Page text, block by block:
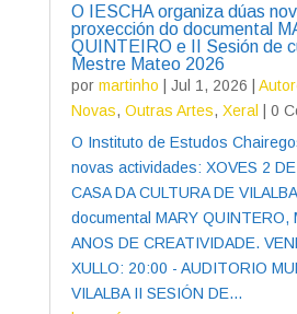
O IESCHA organiza dúas
proxección do documental
QUINTEIRO e II Sesión de
Mestre Mateo 2026
por martinho Jul 1, 2026
Novas, Outras Artes, Xeral
| 0
O Instituto de Estudos
novas actividades: XOVES 2
CASA DA CULTURA DE
documental MARY QUINTERO,
ANOS DE CREATIVIDADE.
XULLO: 20:00 - AUDITORIO
VILALBA II SESIÓN DE...